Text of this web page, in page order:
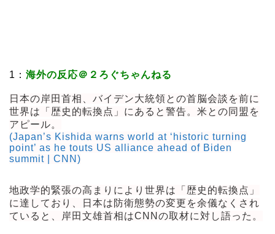
1： 海外の反応＠２ろぐちゃんねる
日本の岸田首相、バイデン大統領との首脳会談を前に
世界は「歴史的転換点」にあると警告。米との同盟を
アピール。
(Japan’s Kishida warns world at ‘historic turning
point’ as he touts US alliance ahead of Biden
summit | CNN)
地政学的緊張の高まりにより世界は「歴史的転換点」
に達しており、日本は防衛態勢の変更を余儀なくされ
ていると、岸田文雄首相はCNNの取材に対し語った。